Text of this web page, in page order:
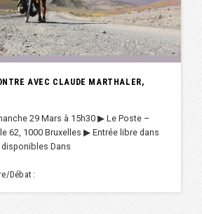
AVEC CLAUDE MARTHALER,
29 Mars à 15h30 ▶︎ Le Poste –
62, 1000 Bruxelles ▶︎ Entrée libre dans
Dans
Débat :